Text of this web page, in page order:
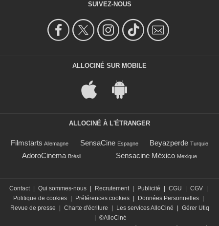
SUIVEZ-NOUS
ALLOCINÉ SUR MOBILE
ALLOCINÉ À L'ÉTRANGER
Filmstarts Allemagne SensaCine Espagne Beyazperde Turquie
AdoroCinema Brésil Sensacine México Mexique
Contact Qui sommes-nous Recrutement Publicité CGU CGV
Politique de cookies
Préférences cookies Données Personnelles
Revue de presse
Charte d'écriture Les services AlloCiné
Gérer Utiq
©AlloCiné